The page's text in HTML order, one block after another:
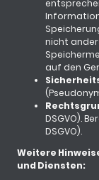
nicht
auf den
DSGVO).
DSGVO).
Weitere
und Diensten: